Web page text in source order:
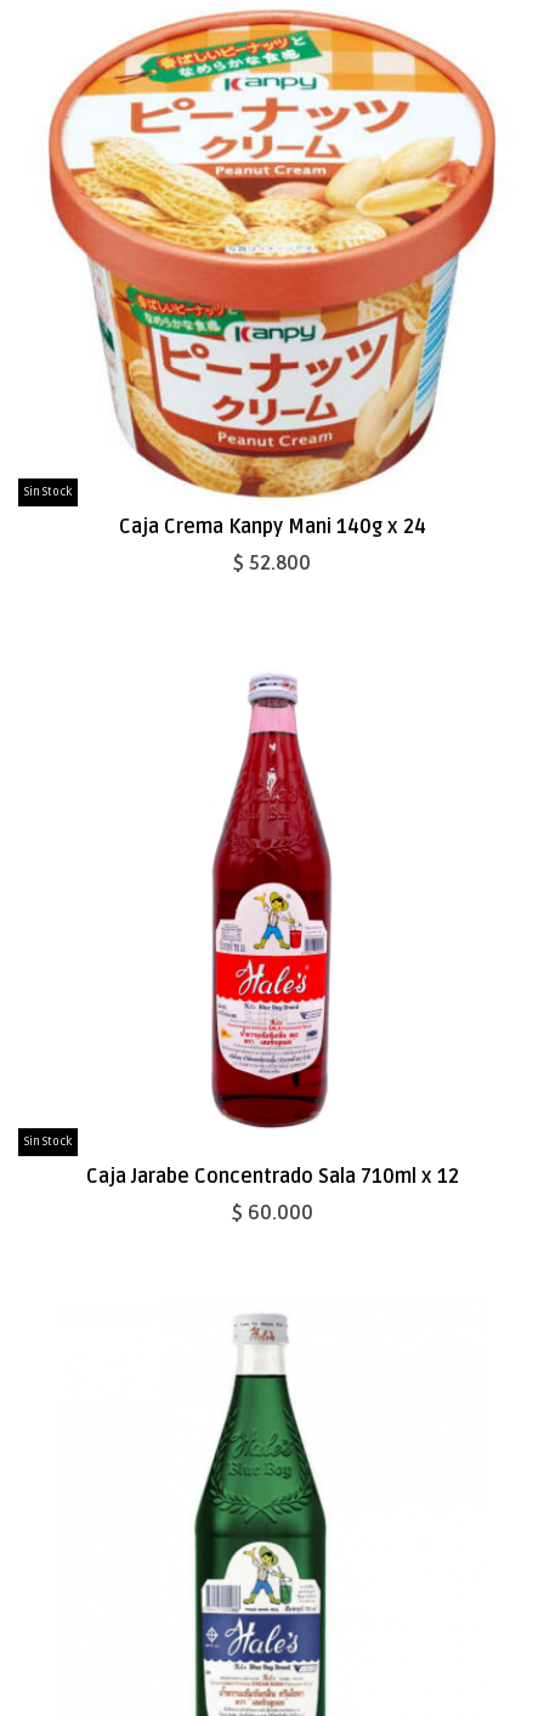
Sin Stock
Caja Crema Kanpy Mani 140g x 24
$ 52.800
Sin Stock
Caja Jarabe Concentrado Sala 710ml x 12
$ 60.000